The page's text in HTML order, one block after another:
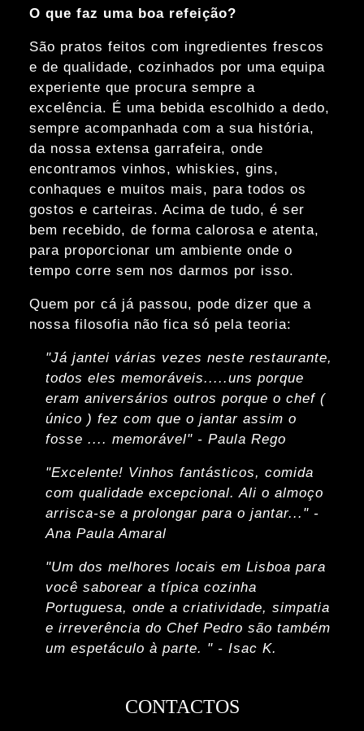
O que faz uma boa refeição?
São pratos feitos com ingredientes frescos
e de qualidade, cozinhados por uma equipa
experiente que procura sempre a
excelência. É uma bebida escolhido a dedo,
sempre acompanhada com a sua história,
da nossa extensa garrafeira, onde
encontramos vinhos, whiskies, gins,
conhaques e muitos mais, para todos os
gostos e carteiras. Acima de tudo, é ser
bem recebido, de forma calorosa e atenta,
para proporcionar um ambiente onde o
tempo corre sem nos darmos por isso.
Quem por cá já passou, pode dizer que a
nossa filosofia não fica só pela teoria:
"Já jantei várias vezes neste restaurante,
todos eles memoráveis.....uns porque
eram aniversários outros porque o chef (
único ) fez com que o jantar assim o
fosse .... memorável" - Paula Rego
"Excelente! Vinhos fantásticos, comida
com qualidade excepcional. Ali o almoço
arrisca-se a prolongar para o jantar..." -
Ana Paula Amaral
"Um dos melhores locais em Lisboa para
você saborear a típica cozinha
Portuguesa, onde a criatividade, simpatia
e irreverência do Chef Pedro são também
um espetáculo à parte. " - Isac K.
CONTACTOS